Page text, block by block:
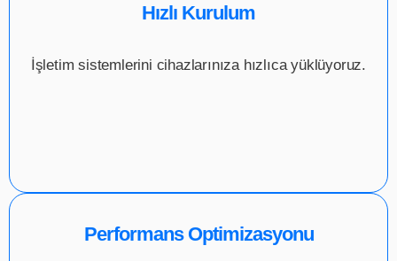
Hızlı Kurulum
İşletim sistemlerini cihazlarınıza hızlıca yüklüyoruz.
Performans Optimizasyonu